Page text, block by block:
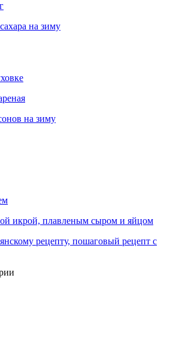
на зиму
на зиму
икрой, плавленым сыром и яйцом
рецепту, пошаговый рецепт с